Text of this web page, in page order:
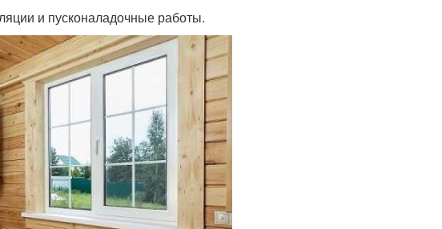
и пусконаладочные работы.